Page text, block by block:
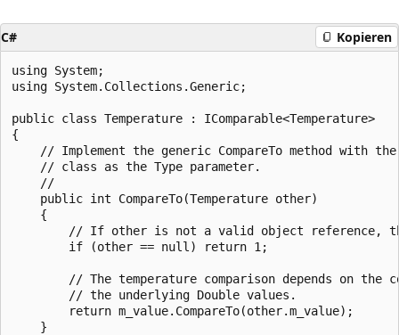
C# Kopieren
using System;
using System.Collections.Generic;
public class Temperature : IComparable<Temperature>
{
// Implement the generic CompareTo method with
    // class as the Type parameter.
    //
    public int CompareTo(Temperature other)
    {
// If other is not a valid object reference,
        if (other == null) return 1;
// The temperature comparison depends on the
        // the underlying Double values.
        return m_value.CompareTo(other.m_value);
    }